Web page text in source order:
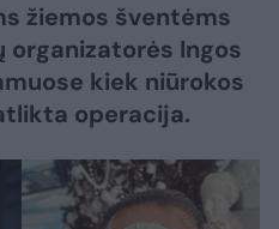
žiemos šventėms
organizatorės Ingos
kiek niūrokos
operacija.